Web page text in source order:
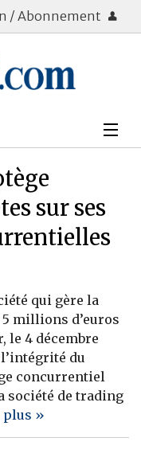
/ Abonnement
sur ses
qui gère la
5 millions d’euros
le 4 décembre
du
concurrentiel
société de trading
plus »